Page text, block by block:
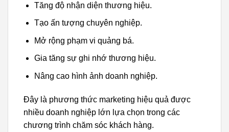
Tăng độ nhận diện thương hiệu.
Tạo ấn tượng chuyên nghiệp.
Mở rộng phạm vi quảng bá.
Gia tăng sự ghi nhớ thương hiệu.
Nâng cao hình ảnh doanh nghiệp.
Đây là phương thức marketing hiệu quả được
nhiều doanh nghiệp lớn lựa chọn trong các
chương trình chăm sóc khách hàng.